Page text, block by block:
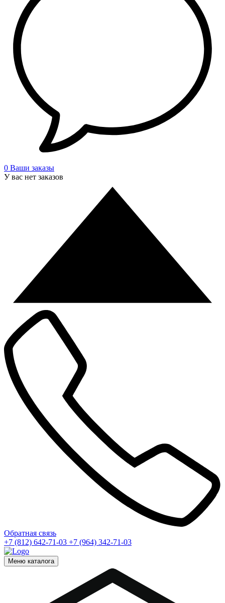
0 Ваши заказы
У вас нет заказов
Обратная связь
+7 (812) 642-71-03 +7 (964) 342-71-03
Меню каталога